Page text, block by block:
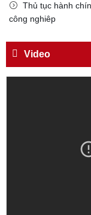
Thủ tục hành
công nghiêp
Video